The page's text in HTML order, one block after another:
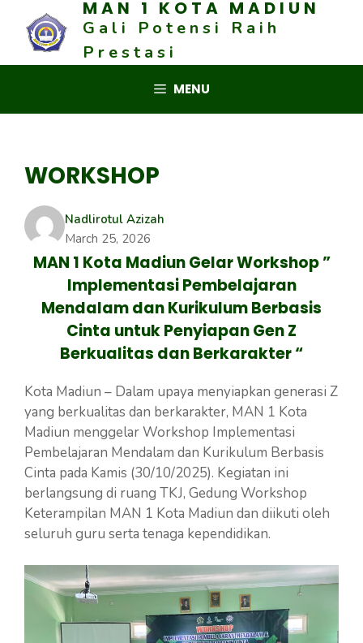
content
MAN 1 KOTA MADIUN
Gali Potensi Raih
Prestasi
MENU
WORKSHOP
Nadlirotul Azizah
March 25, 2026
MAN 1 Kota Madiun Gelar Workshop ”
Implementasi Pembelajaran
Mendalam dan Kurikulum Berbasis
Cinta untuk Penyiapan Gen Z
Berkualitas dan Berkarakter“
Kota Madiun – Dalam upaya menyiapkan generasi Z
yang berkualitas dan berkarakter, MAN 1 Kota
Madiun menggelar Workshop Implementasi
Pembelajaran Mendalam dan Kurikulum Berbasis
Cinta pada Kamis (30/10/2025). Kegiatan ini
berlangsung di ruang TKJ, Gedung Workshop
Keterampilan MAN 1 Kota Madiun dan diikuti oleh
seluruh guru serta tenaga kependidikan.